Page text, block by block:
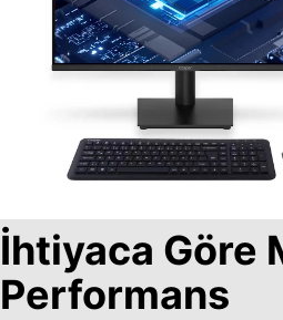
İhtiyaca Göre
Performans